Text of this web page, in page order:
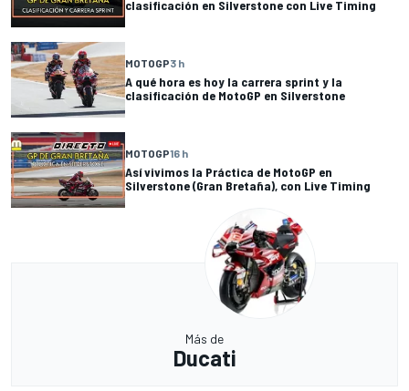
clasificación en Silverstone con Live Timing
MOTOGP3 h
A qué hora es hoy la carrera sprint y la
clasificación de MotoGP en Silverstone
MOTOGP16 h
Así vivimos la Práctica de MotoGP en
Silverstone (Gran Bretaña), con Live Timing
Más de
Ducati